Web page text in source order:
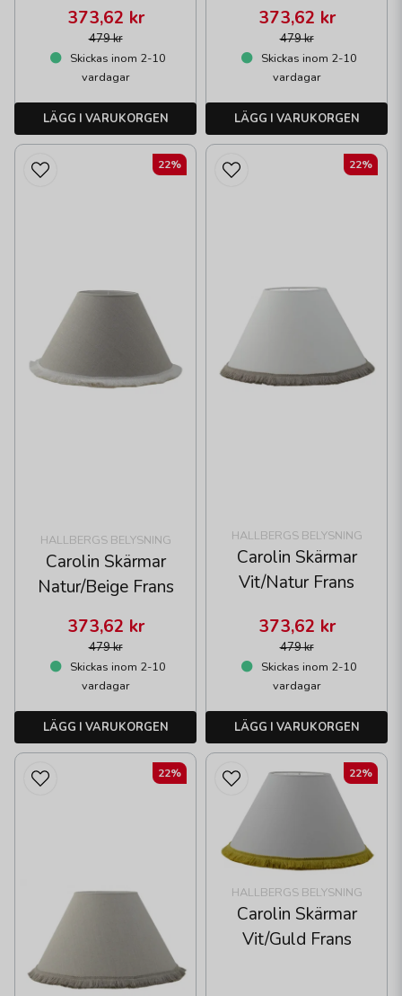
479 kr
373,62 kr
Skickas inom 2-10
vardagar
LÄGG I VARUKORGEN
479 kr
373,62 kr
Skickas inom 2-10
vardagar
LÄGG I VARUKORGEN
HALLBERGS BELYSNING
Carolin Skärmar
Natur/Beige Frans
479 kr
373,62 kr
Skickas inom 2-10
vardagar
LÄGG I VARUKORGEN
22%
HALLBERGS BELYSNING
Carolin Skärmar
Vit/Natur Frans
479 kr
373,62 kr
Skickas inom 2-10
vardagar
LÄGG I VARUKORGEN
22%
22%
HALLBERGS BELYSNING
Carolin Skärmar
Vit/Guld Frans
22%